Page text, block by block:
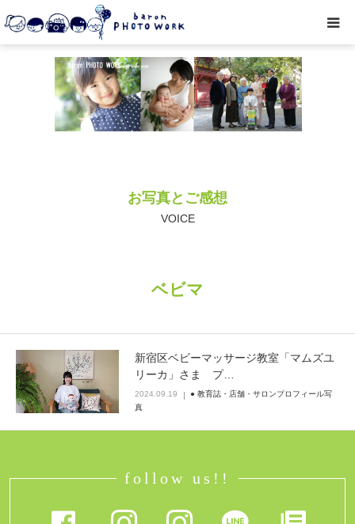
お写真とご感想
VOICE
ベビマ
新宿区ベビーマッサージ教室「マムズユ
リーカ」さま プ…
2024.09.19
● 教育誌・店舗・サロンプロフィール写
真
follow us!!
撮影プラン
私たちについて
● お写真とご感想
取材・企業・オーナーさま
ご予約
Q&A